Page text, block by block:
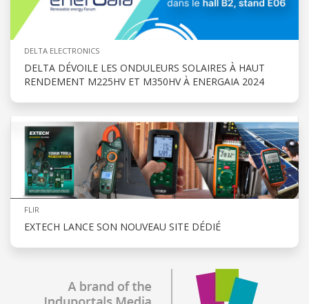
DELTA ELECTRONICS
DELTA DÉVOILE LES ONDULEURS SOLAIRES À HAUT
RENDEMENT M225HV ET M350HV À ENERGAIA 2024
FLIR
EXTECH LANCE SON NOUVEAU SITE DÉDIÉ